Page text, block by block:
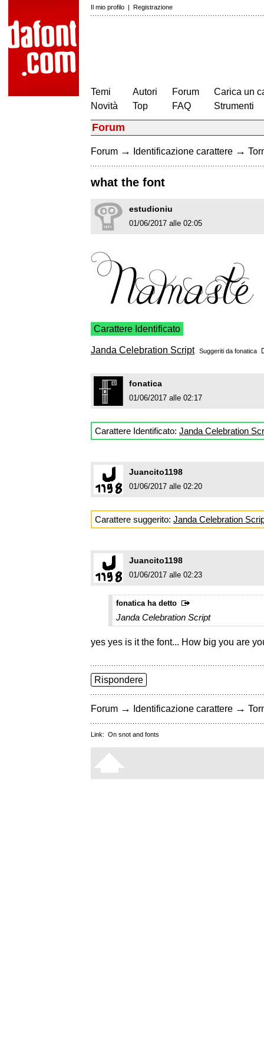
Il mio profilo | Registrazione
Temi
Novità
Autori
Top
Forum
FAQ
Carica un
Strumenti
Forum
Forum → Identificazione carattere →
what the font
estudioniu
01/06/2017 alle 02:05
Carattere Identificato
Janda Celebration Script Suggeriti da fonatica
fonatica
01/06/2017 alle 02:17
Carattere Identificato: Janda Celebration
Juancito1198
01/06/2017 alle 02:20
Carattere suggerito: Janda Celebration
Juancito1198
01/06/2017 alle 02:23
fonatica ha detto
Janda Celebration Script
yes yes is it the font... How big you are
Rispondere
Forum → Identificazione carattere →
Link: On snot and fonts